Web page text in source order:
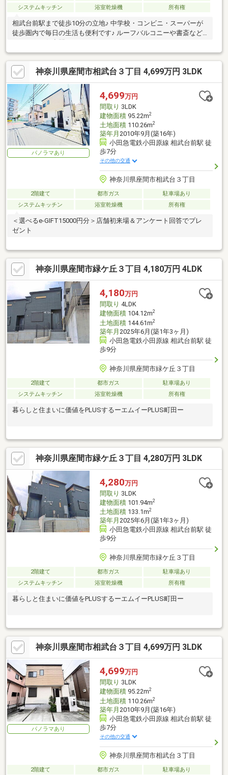
システムキッチン
浴室乾燥機 所有権
相武台前駅まで徒歩10分の立地♪ 中学校・コンビニ・スーパーが
徒歩圏内で毎日の生活も便利です♪ ルーフバルコニーや書斎など
神奈川県座間市相武台３丁目 4,699万円 3LDK
パノラマあり
4,699万円
間取り 3LDK
建物面積95.22m2
土地面積110.26m2
築年月 2010年9月(築16年)
小田急電鉄小田原線 相武台前駅 徒
歩7分
その他の交通
神奈川県座間市相武台３丁目
2階建て 都市ガス
駐車場あり
システムキッチン
浴室乾燥機 所有権
＜選べるe-GIFT15000円分＞店舗初来場＆アンケート回答でプレ
ゼント
神奈川県座間市緑ケ丘３丁目 4,180万円 4LDK
4,180万円
間取り 4LDK
建物面積104.12m2
土地面積144.61m2
築年月 2025年6月(築1年3ヶ月)
小田急電鉄小田原線 相武台前駅 徒
歩9分
神奈川県座間市緑ケ丘３丁目
2階建て 都市ガス
駐車場あり
システムキッチン
浴室乾燥機 所有権
暮らしと住まいに価値をPLUSするーエムイーPLUS町田ー
神奈川県座間市緑ケ丘３丁目 4,280万円 3LDK
4,280万円
間取り 3LDK
建物面積101.94m2
土地面積133.1m2
築年月 2025年6月(築1年3ヶ月)
小田急電鉄小田原線 相武台前駅 徒
歩9分
神奈川県座間市緑ケ丘３丁目
2階建て 都市ガス
駐車場あり
システムキッチン
浴室乾燥機 所有権
暮らしと住まいに価値をPLUSするーエムイーPLUS町田ー
神奈川県座間市相武台３丁目 4,699万円 3LDK
パノラマあり
4,699万円
間取り 3LDK
建物面積95.22m2
土地面積110.26m2
築年月 2010年9月(築16年)
小田急電鉄小田原線 相武台前駅 徒
歩7分
その他の交通
神奈川県座間市相武台３丁目
2階建て 都市ガス 駐車場あり